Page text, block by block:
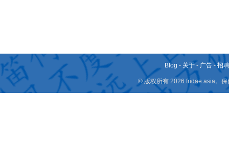
Blog - 关于 - 广告 -招
© 版权所有 2026 fridae.asia。